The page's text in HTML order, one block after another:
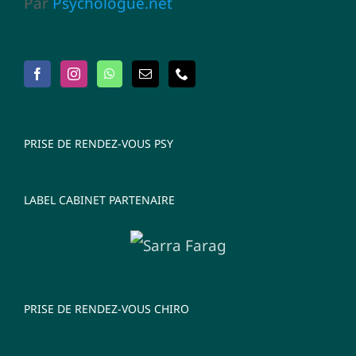
PRISE DE RENDEZ-VOUS PSY
LABEL CABINET PARTENAIRE
PRISE DE RENDEZ-VOUS CHIRO